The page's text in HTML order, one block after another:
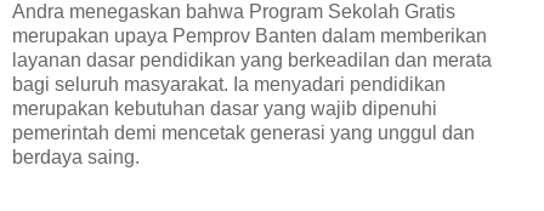
​Andra menegaskan bahwa Program Sekolah Gratis
merupakan upaya Pemprov Banten dalam memberikan
layanan dasar pendidikan yang berkeadilan dan merata
bagi seluruh masyarakat. Ia menyadari pendidikan
merupakan kebutuhan dasar yang wajib dipenuhi
pemerintah demi mencetak generasi yang unggul dan
berdaya saing.